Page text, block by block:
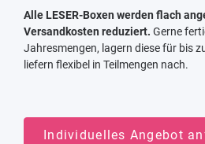
Alle LESER-Boxen werden flach
Versandkosten reduziert. Gerne
Jahresmengen, lagern diese für bis
liefern flexibel in Teilmengen nach.
Individuelles Angebot